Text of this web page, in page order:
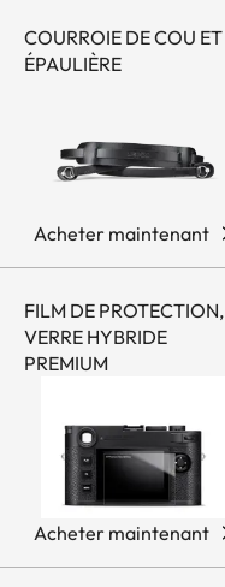
COURROIE DE COU ET
ÉPAULIÈRE
Acheter maintenant
FILM DE PROTECTION,
VERRE HYBRIDE
PREMIUM
Acheter maintenant